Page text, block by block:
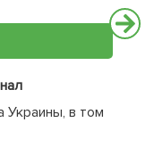
Украины, в том